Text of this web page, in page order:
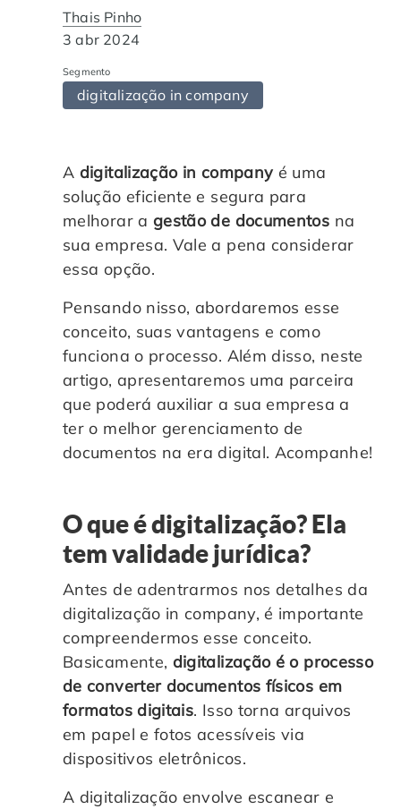
Automação de Processos
Educação Corporativa
Adequação à LGPD
Assinatura Digital
Auditoria de Processos
Transformação Digital
Gestão do Departamento Pessoal
Controle e Organização de Documentos Físicos
Consultoria Documental
Hospitais e Clínicas
Instituições de Ensino
Departamento Financeiro
Cooperativas
Cases de Sucesso
Nossas Unidades
Trabalhe Conosco
O QUE NOS DIFERENCIA?
Thais Pinho
3 abr 2024
Segmento
digitalização in company
A digitalização in company é uma
solução eficiente e segura para
melhorar a gestão de documentos na
sua empresa. Vale a pena considerar
essa opção.
Pensando nisso, abordaremos esse
conceito, suas vantagens e como
funciona o processo. Além disso, neste
artigo, apresentaremos uma parceira
que poderá auxiliar a sua empresa a
ter o melhor gerenciamento de
documentos na era digital. Acompanhe!
O que é digitalização? Ela
tem validade jurídica?
Antes de adentrarmos nos detalhes da
digitalização in company, é importante
compreendermos esse conceito.
Basicamente, digitalização é o processo
de converter documentos físicos em
formatos digitais. Isso torna arquivos
em papel e fotos acessíveis via
dispositivos eletrônicos.
A digitalização envolve escanear e